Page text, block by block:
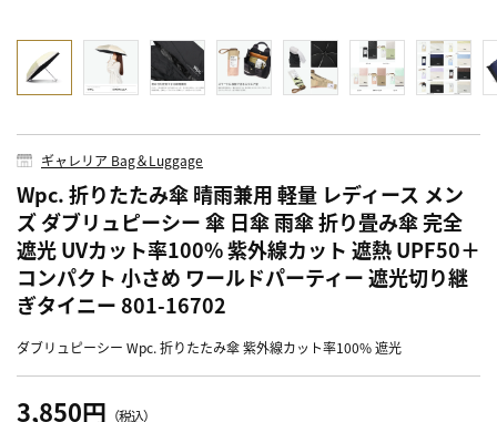
ギャレリア Bag＆Luggage
Wpc. 折りたたみ傘 晴雨兼用 軽量 レディース メン
ズ ダブリュピーシー 傘 日傘 雨傘 折り畳み傘 完全
遮光 UVカット率100% 紫外線カット 遮熱 UPF50＋
コンパクト 小さめ ワールドパーティー 遮光切り継
ぎタイニー 801-16702
ダブリュピーシー Wpc. 折りたたみ傘 紫外線カット率100% 遮光
3,850円 （税込）